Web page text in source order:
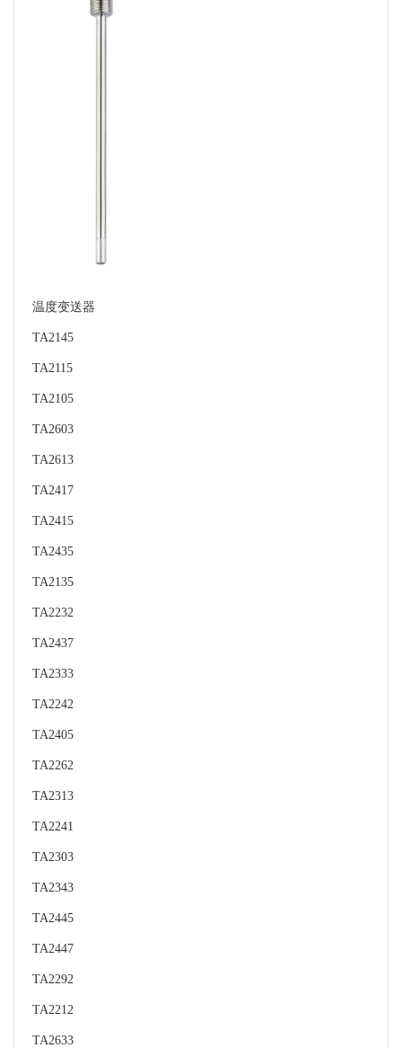
温度变送器
TA2145
TA2115
TA2105
TA2603
TA2613
TA2417
TA2415
TA2435
TA2135
TA2232
TA2437
TA2333
TA2242
TA2405
TA2262
TA2313
TA2241
TA2303
TA2343
TA2445
TA2447
TA2292
TA2212
TA2633